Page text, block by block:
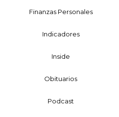
Finanzas Personales
Indicadores
Inside
Obituarios
Podcast